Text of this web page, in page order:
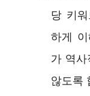
당 키
하게
가 역사
않도록